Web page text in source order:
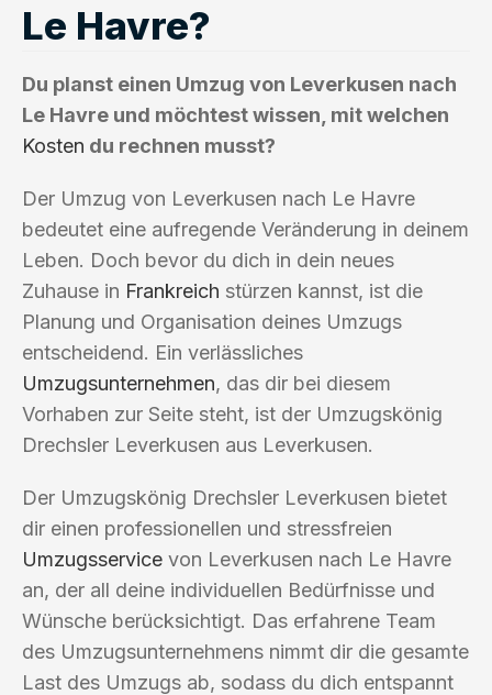
Le Havre?
Du planst einen Umzug von Leverkusen nach
Le Havre und möchtest wissen, mit welchen
Kosten du rechnen musst?
Der Umzug von Leverkusen nach Le Havre
bedeutet eine aufregende Veränderung in deinem
Leben. Doch bevor du dich in dein neues
Zuhause in Frankreich stürzen kannst, ist die
Planung und Organisation deines Umzugs
entscheidend. Ein verlässliches
Umzugsunternehmen, das dir bei diesem
Vorhaben zur Seite steht, ist der Umzugskönig
Drechsler Leverkusen aus Leverkusen.
Der Umzugskönig Drechsler Leverkusen bietet
dir einen professionellen und stressfreien
Umzugsservice von Leverkusen nach Le Havre
an, der all deine individuellen Bedürfnisse und
Wünsche berücksichtigt. Das erfahrene Team
des Umzugsunternehmens nimmt dir die gesamte
Last des Umzugs ab, sodass du dich entspannt